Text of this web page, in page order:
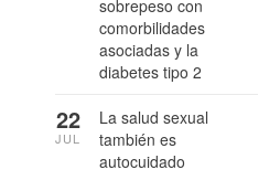
sobrepeso con
comorbilidades
asociadas y la
diabetes tipo 2
La salud sexual
también es
autocuidado
22
JUL